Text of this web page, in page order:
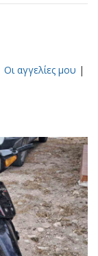
Οι αγγελίες μου |